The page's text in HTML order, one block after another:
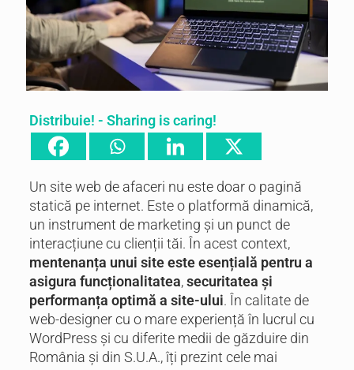
Distribuie! - Sharing is caring!
Un site web de afaceri nu este doar o pagină
statică pe internet. Este o platformă dinamică,
un instrument de marketing și un punct de
interacțiune cu clienții tăi. În acest context,
mentenanța unui site este esențială pentru a
asigura funcționalitatea,securitatea și
performanța optimă a site-ului. În calitate de
web-designer cu o mare experiență în lucrul cu
WordPress și cu diferite medii de găzduire din
România și din S.U.A., îți prezint cele mai